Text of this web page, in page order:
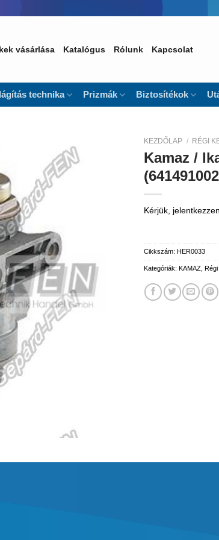
vásárlása Katalógus Rólunk Kapcsolat
technika Prizmák Biztosítékok
Kedvencekhez
KEZDŐLAP / RÉGI
Kamaz /
Kérjük,
Cikkszám: HER0033
Kategóriák: KAMAZ